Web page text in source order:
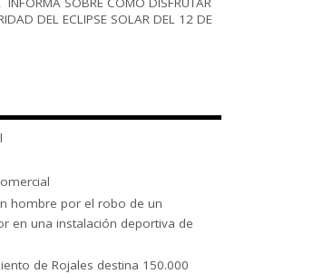
DEL ECLIPSE SOLAR DEL 12 DE
hombre por el robo de un
en una instalación deportiva de
de Rojales destina 150.000